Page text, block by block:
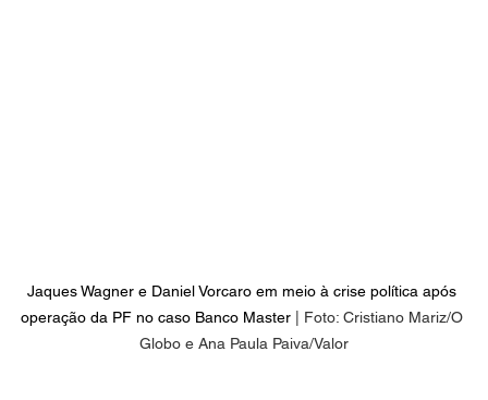
Jaques Wagner e Daniel Vorcaro em meio à crise política após
operação da PF no caso Banco Master | Foto: Cristiano Mariz/O
Globo e Ana Paula Paiva/Valor